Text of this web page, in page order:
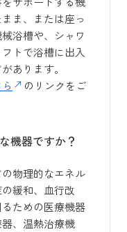
ま、または座っ
浴槽や、シャワ
トで浴槽に出入
あります。
のリンクをご
機器ですか？
物理的なエネル
緩和、血行改
ための医療機器
、温熱治療機